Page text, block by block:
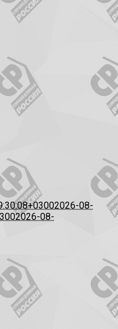
2026-08-
2026-08-